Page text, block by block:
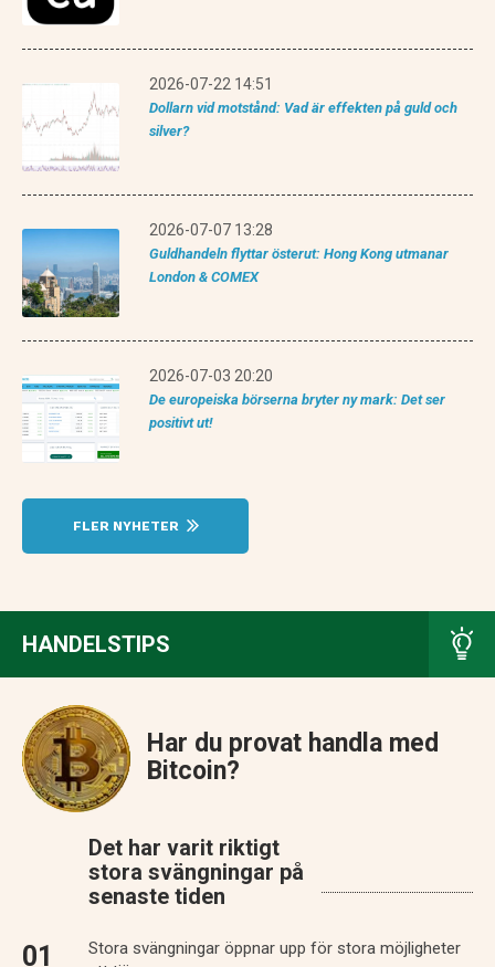
2026-07-22 14:51
Dollarn vid motstånd: Vad är effekten på guld och
silver?
2026-07-07 13:28
Guldhandeln flyttar österut: Hong Kong utmanar
London & COMEX
2026-07-03 20:20
De europeiska börserna bryter ny mark: Det ser
positivt ut!
FLER NYHETER
HANDELSTIPS
Har du provat handla med
Bitcoin?
Det har varit riktigt
stora svängningar på
senaste tiden
Stora svängningar öppnar upp för stora möjligheter